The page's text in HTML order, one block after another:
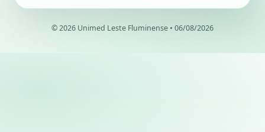
© 2026 Unimed Leste Fluminense • 06/08/2026